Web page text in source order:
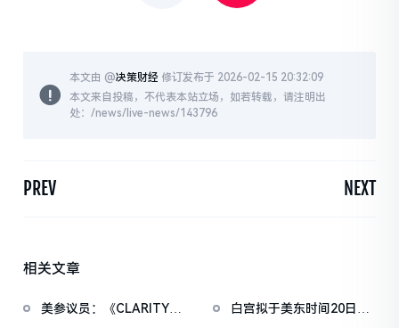
本文由 @决策财经 修订发布于 2026-02-15 20:32:09
本文来自投稿，不代表本站立场，如若转载，请注明出
处：/news/live-news/143796
PREV NEXT
相关文章
美参议员：《CLARITY法
白宫拟于美东时间20日上